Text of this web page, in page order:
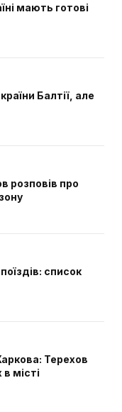
мають готові
Балтії, але
розповів про
список
Терехов
місті